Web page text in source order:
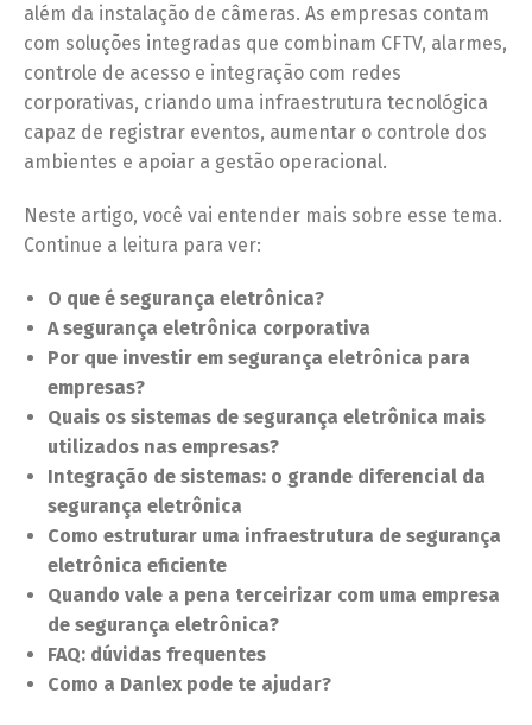
além da instalação de câmeras. As empresas contam
com soluções integradas que combinam CFTV, alarmes,
controle de acesso e integração com redes
corporativas, criando uma infraestrutura tecnológica
capaz de registrar eventos, aumentar o controle dos
ambientes e apoiar a gestão operacional.
Neste artigo, você vai entender mais sobre esse tema.
Continue a leitura para ver:
O que é segurança eletrônica?
A segurança eletrônica corporativa
Por que investir em segurança eletrônica para
empresas?
Quais os sistemas de segurança eletrônica mais
utilizados nas empresas?
Integração de sistemas: o grande diferencial da
segurança eletrônica
Como estruturar uma infraestrutura de segurança
eletrônica eficiente
Quando vale a pena terceirizar com uma empresa
de segurança eletrônica?
FAQ: dúvidas frequentes
Como a Danlex pode te ajudar?